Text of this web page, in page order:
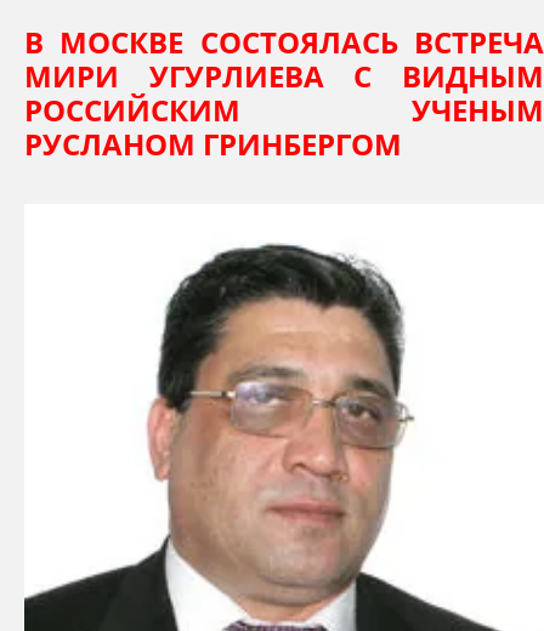
В МОСКВЕ СОСТОЯЛАСЬ ВСТРЕЧА
МИРИ УГУРЛИЕВА С ВИДНЫМ
РОССИЙСКИМ УЧЕНЫМ
РУСЛАНОМ ГРИНБЕРГОМ